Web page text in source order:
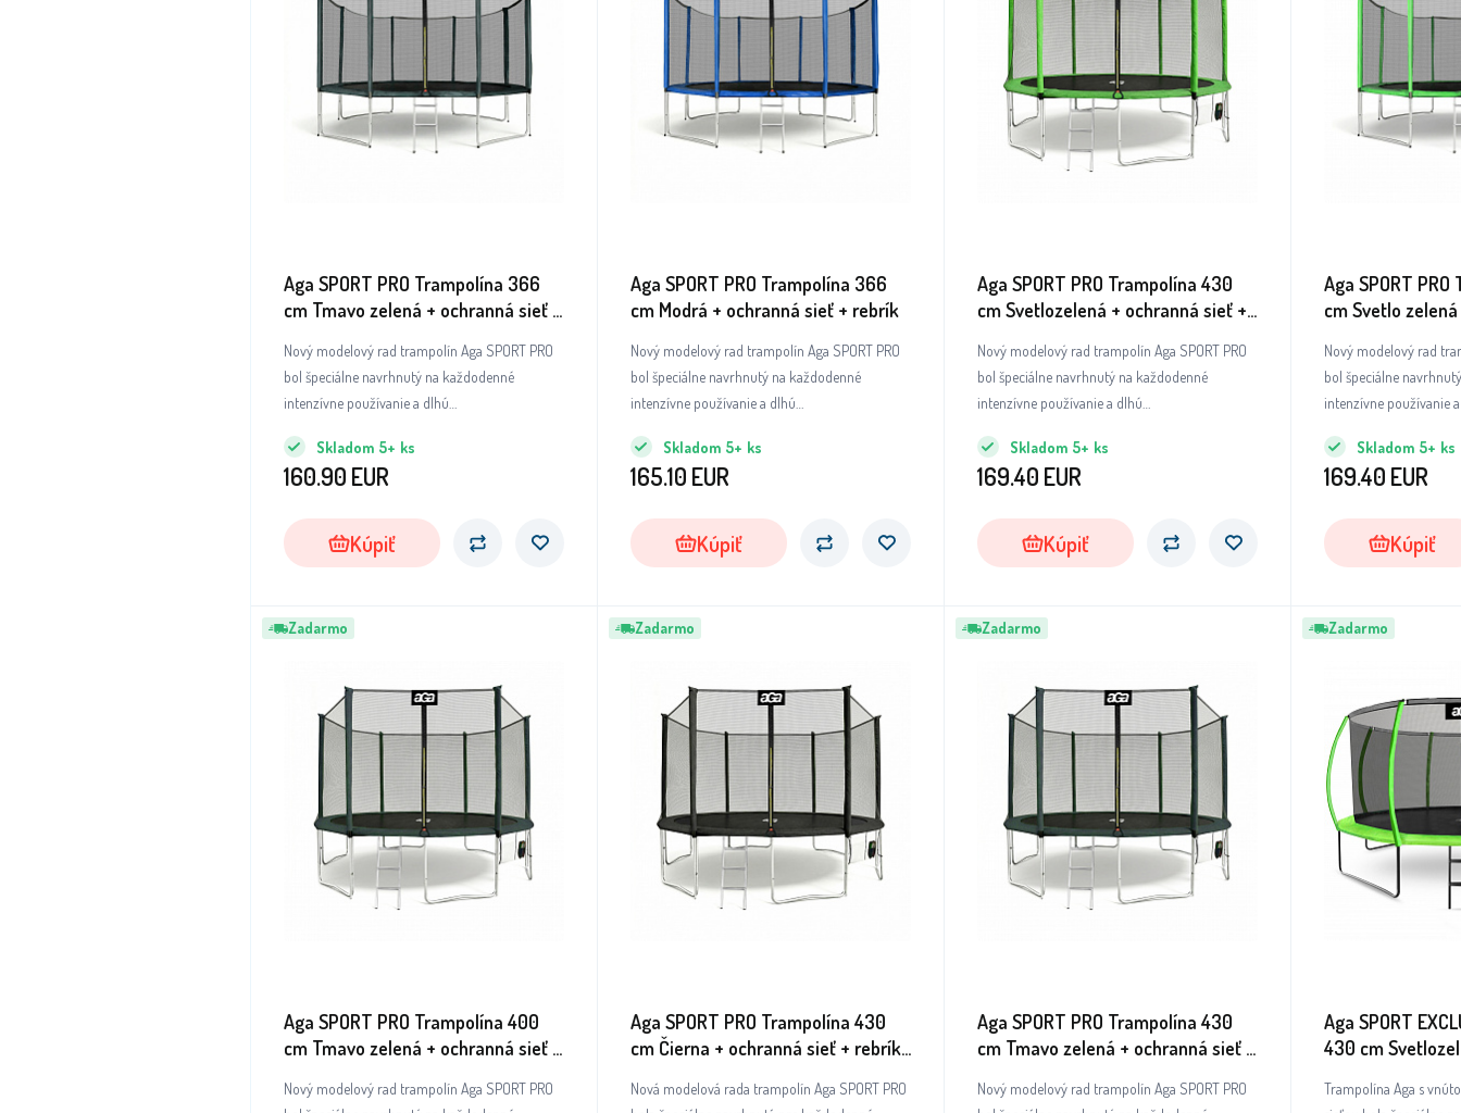
Aga SPORT PRO Trampolína 366
cm Tmavo zelená + ochranná sieť +
Nový modelový rad trampolín Aga SPORT PRO
bol špeciálne navrhnutý na každodenné
intenzívne používanie a dlhú
patria medzi absolútnu špičku, pokiaľ ide o
kvalitu použitých materiálov a bezchybné
Skladom 5+ ks
160.90 EUR
Kúpiť
Aga SPORT PRO Trampolína 366
cm Modrá + ochranná sieť + rebrík
Nový modelový rad trampolín Aga SPORT PRO
bol špeciálne navrhnutý na každodenné
intenzívne používanie a dlhú
patria medzi absolútnu špičku, pokiaľ ide o
kvalitu použitých materiálov a bezchybné
Skladom 5+ ks
165.10 EUR
Kúpiť
Aga SPORT PRO Trampolína 430
cm Svetlozelená + ochranná sieť +
Nový modelový rad trampolín Aga SPORT PRO
bol špeciálne navrhnutý na každodenné
intenzívne používanie a dlhú
patria medzi absolútnu špičku, pokiaľ ide o
kvalitu použitých materiálov a bezchybné
Skladom 5+ ks
169.40 EUR
Kúpiť
Aga SPORT
cm Svetlo
Nový modelový rad
bol špeciálne
intenzívne používanie
patria medzi
kvalitu použitých
Skladom 5+ ks
169.40 EUR
Kúpiť
Zadarmo
Aga SPORT PRO Trampolína 400
cm Tmavo zelená + ochranná sieť +
Nový modelový rad trampolín Aga SPORT PRO
Zadarmo
Aga SPORT PRO Trampolína 430
cm Čierna + ochranná sieť + rebrík
Nová modelová rada trampolín Aga SPORT PRO
Zadarmo
Aga SPORT PRO Trampolína 430
cm Tmavo zelená + ochranná sieť +
Nový modelový rad trampolín Aga SPORT PRO
Zadarmo
Aga SPORT
430 cm
Trampolína Aga s